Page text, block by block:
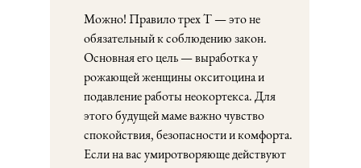
Можно! Правило трех Т — это не
обязательный к соблюдению закон.
Основная его цель — выработка у
рожающей женщины окситоцина и
подавление работы неокортекса. Для
этого будущей маме важно чувство
спокойствия, безопасности и комфорта.
Если на вас умиротворяюще действуют